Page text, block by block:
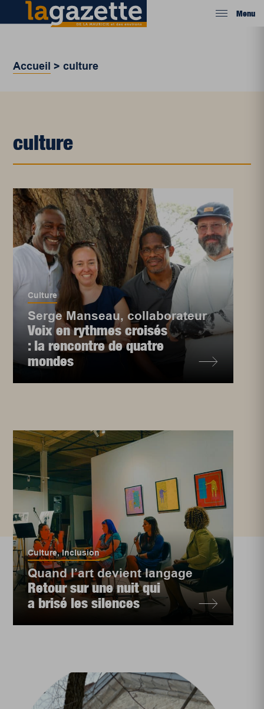
Menu
Accueil >culture
culture
Culture
Serge Manseau, collaborateur
Voix en rythmes croisés
: la rencontre de quatre
mondes
Culture,Inclusion
Quand l’art devient langage
Retour sur une nuit qui
a brisé les silences